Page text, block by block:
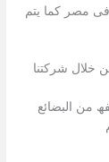
فى مصر كما یتم
خلال شركتنا
من البضائع